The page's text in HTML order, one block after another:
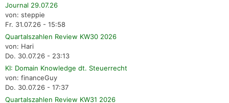
Journal 29.07.26
von: steppie
Fr. 31.07.26 - 15:58
Quartalszahlen Review KW30 2026
von: Hari
Do. 30.07.26 - 23:13
KI: Domain Knowledge dt. Steuerrecht
von: financeGuy
Do. 30.07.26 - 17:37
Quartalszahlen Review KW31 2026